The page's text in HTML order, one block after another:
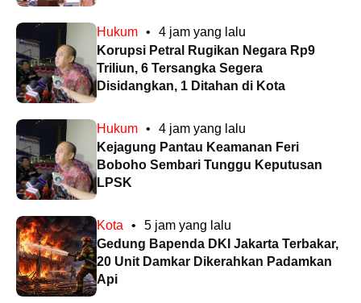
Hukum •
4 jam yang lalu
Korupsi Petral Rugikan Negara Rp9
Triliun, 6 Tersangka Segera
Disidangkan, 1 Ditahan di Kota
Hukum •
4 jam yang lalu
Kejagung Pantau Keamanan Feri
Boboho Sembari Tunggu Keputusan
LPSK
Kota •
5 jam yang lalu
Gedung Bapenda DKI Jakarta Terbakar,
20 Unit Damkar Dikerahkan Padamkan
Api